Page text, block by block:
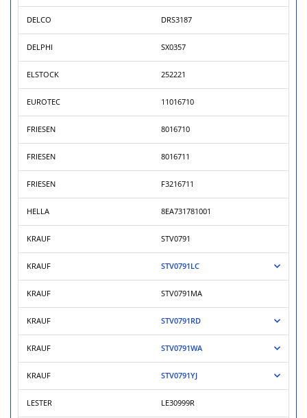
DELCO DRS3187
DELPHI SX0357
ELSTOCK 252221
EUROTEC 11016710
FRIESEN 8016710
FRIESEN 8016711
FRIESEN F3216711
HELLA 8EA731781001
KRAUF STV0791
KRAUF STV0791LC
KRAUF STV0791MA
KRAUF STV0791RD
KRAUF STV0791WA
KRAUF STV0791YJ
LESTER LE30999R